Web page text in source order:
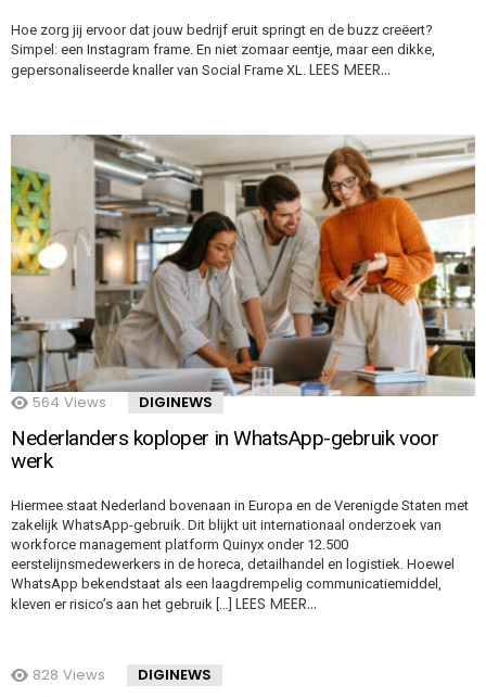
Hoe zorg jij ervoor dat jouw bedrijf eruit springt en de buzz creëert?
Simpel: een Instagram frame. En niet zomaar eentje, maar een dikke,
gepersonaliseerde knaller van Social Frame XL. LEES MEER…
564 Views DIGINEWS
Nederlanders koploper in WhatsApp-gebruik voor
werk
Hiermee staat Nederland bovenaan in Europa en de Verenigde Staten met
zakelijk WhatsApp-gebruik. Dit blijkt uit internationaal onderzoek van
workforce management platform Quinyx onder 12.500
eerstelijnsmedewerkers in de horeca, detailhandel en logistiek. Hoewel
WhatsApp bekendstaat als een laagdrempelig communicatiemiddel,
kleven er risico’s aan het gebruik […] LEES MEER…
828 Views DIGINEWS